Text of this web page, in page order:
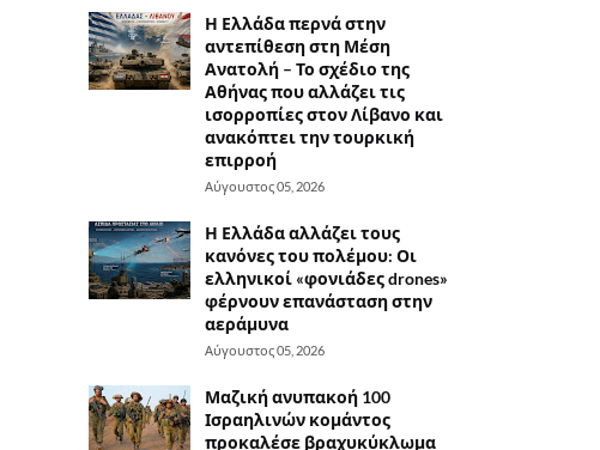
Η Ελλάδα περνά στην
αντεπίθεση στη Μέση
Ανατολή – Το σχέδιο της
Αθήνας που αλλάζει τις
ισορροπίες στον Λίβανο και
ανακόπτει την τουρκική
επιρροή
Αύγουστος 05, 2026
Η Ελλάδα αλλάζει τους
κανόνες του πολέμου: Οι
ελληνικοί «φονιάδες drones»
φέρνουν επανάσταση στην
αεράμυνα
Αύγουστος 05, 2026
Μαζική ανυπακοή 100
Ισραηλινών κομάντος
προκαλέσε βραχυκύκλωμα